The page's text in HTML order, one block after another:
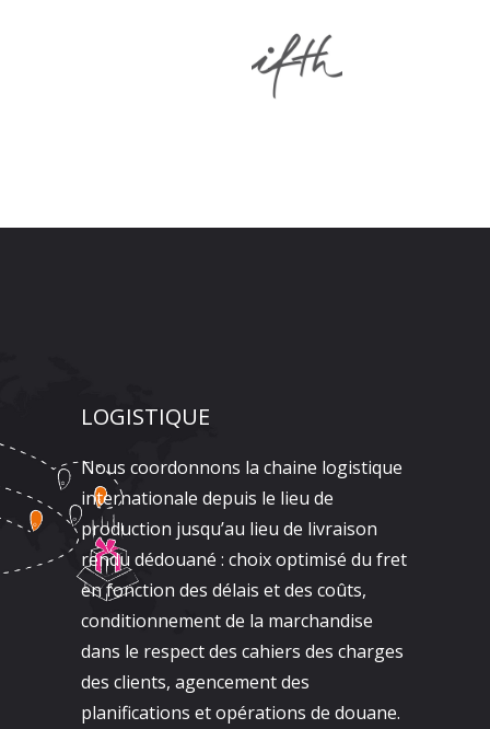
LOGISTIQUE
Nous coordonnons la chaine logistique
internationale depuis le lieu de
production jusqu’au lieu de livraison
rendu dédouané : choix optimisé du fret
en fonction des délais et des coûts,
conditionnement de la marchandise
dans le respect des cahiers des charges
des clients, agencement des
planifications et opérations de douane.